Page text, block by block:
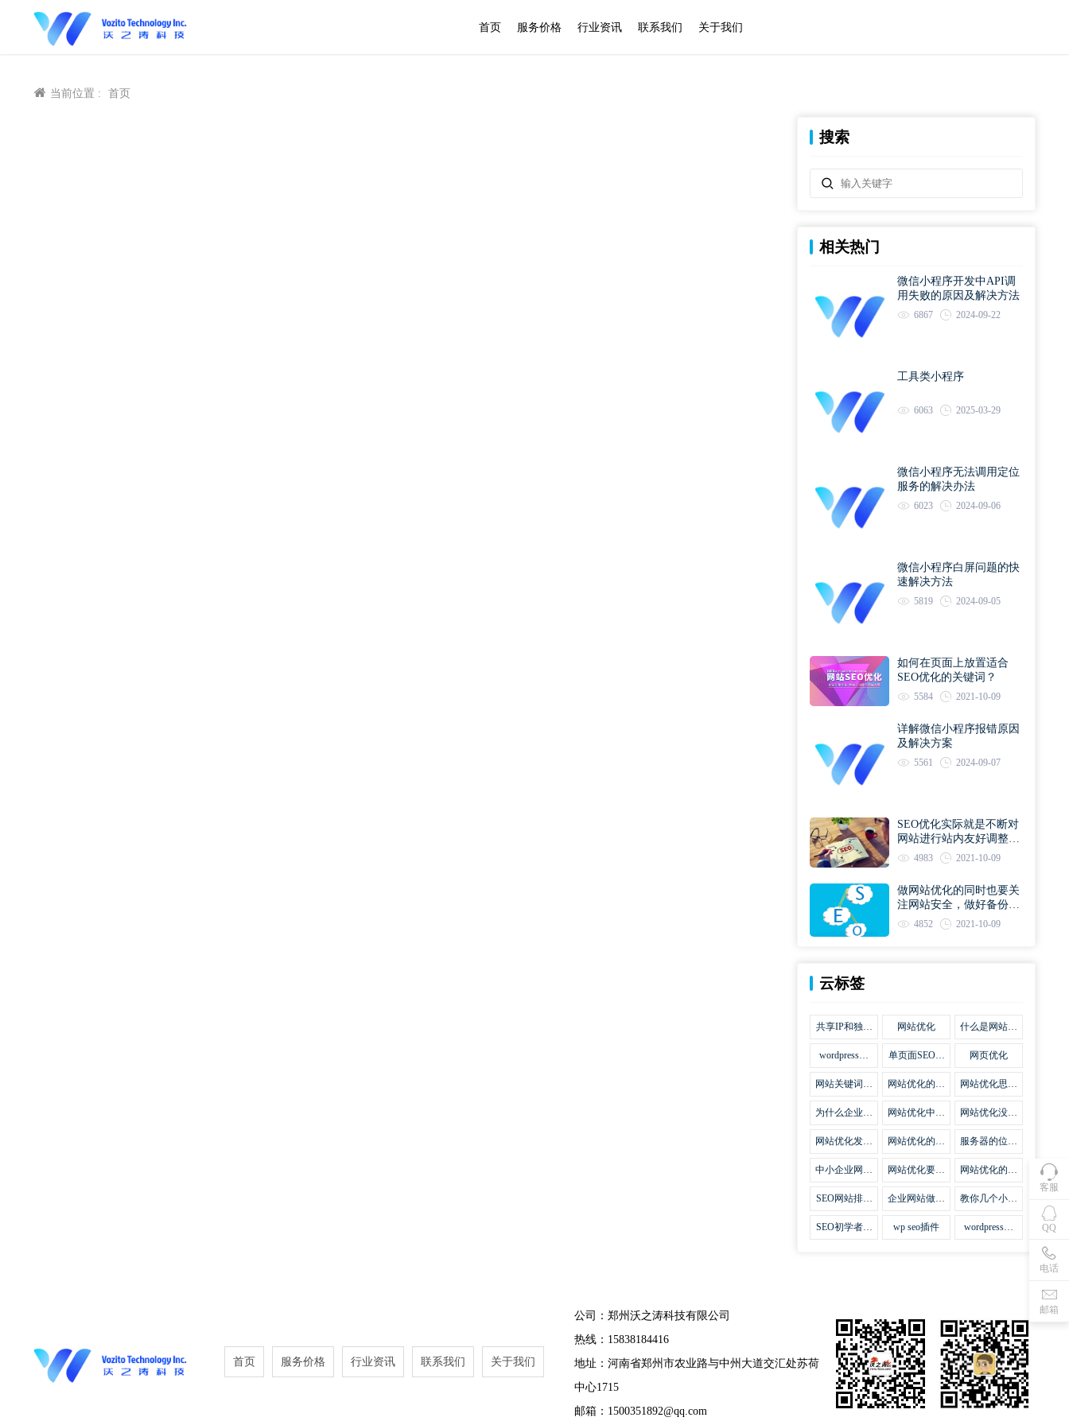
首页 服务价格 行业资讯 联系我们 关于我们
当前位置 : 首页
搜索
相关热门
微信小程序开发中API调
用失败的原因及解决方法
6867 2024-09-22
工具类小程序
6063 2025-03-29
微信小程序无法调用定位
服务的解决办法
6023 2024-09-06
微信小程序白屏问题的快
速解决方法
5819 2024-09-05
如何在页面上放置适合
SEO优化的关键词？
5584 2021-10-09
详解微信小程序报错原因
及解决方案
5561 2024-09-07
SEO优化实际就是不断对
网站进行站内友好调整直
到符合优化规则
4983 2021-10-09
做网站优化的同时也要关
注网站安全，做好备份工
作 4852 2021-10-09
云标签
共享IP和独立
网站优化
什么是网站优
wordpress网
集插件
单页面SEO网
网页优化
网站关键词优
么
网站优化的误
网站优化思路
要
为什么企业网
网站SEO优
网站优化中关
干问题
网站优化没有
味道
网站优化发挥
网站优化的费
服务器的位置
影响
中小企业网站
法
网站优化要不
网站优化的逆
SEO网站排名
法宝
企业网站做好
势
教你几个小技
页优化
SEO初学者，
wp seo插件
wordpress插
客服
QQ
电话
邮箱
首页 服务价格 行业资讯 联系我们 关于我们
公司：郑州沃之涛科技有限公司
热线：15838184416
地址：河南省郑州市农业路与中州大道交汇处苏荷
中心1715
邮箱：1500351892@qq.com